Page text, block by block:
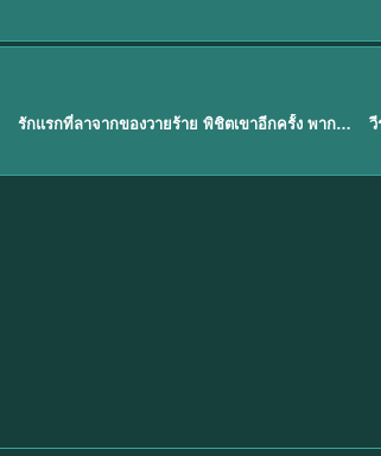
EP.1รักแรกที่ลาจากของวายร้าย พิชิตเขาอีกครั้ง พากย์ไทย